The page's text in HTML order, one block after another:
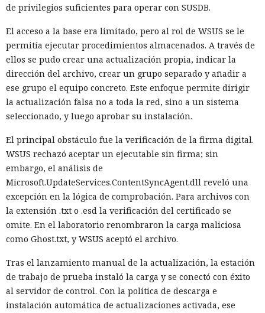
de privilegios suficientes para operar con SUSDB.
El acceso a la base era limitado, pero al rol de WSUS se le
permitía ejecutar procedimientos almacenados. A través de
ellos se pudo crear una actualización propia, indicar la
dirección del archivo, crear un grupo separado y añadir a
ese grupo el equipo concreto. Este enfoque permite dirigir
la actualización falsa no a toda la red, sino a un sistema
seleccionado, y luego aprobar su instalación.
El principal obstáculo fue la verificación de la firma digital.
WSUS rechazó aceptar un ejecutable sin firma; sin
embargo, el análisis de
Microsoft.UpdateServices.ContentSyncAgent.dll reveló una
excepción en la lógica de comprobación. Para archivos con
la extensión .txt o .esd la verificación del certificado se
omite. En el laboratorio renombraron la carga maliciosa
como Ghost.txt, y WSUS aceptó el archivo.
Tras el lanzamiento manual de la actualización, la estación
de trabajo de prueba instaló la carga y se conectó con éxito
al servidor de control. Con la política de descarga e
instalación automática de actualizaciones activada, ese